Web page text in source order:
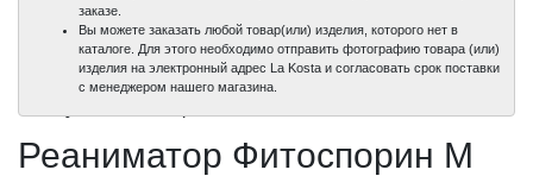
100%
100%
заказе.
Вы можете заказать любой товар(или) изделия, которого нет в
каталоге. Для этого необходимо отправить фотографию товара (или)
изделия на электронный адрес La Kosta и согласовать срок поставки
с менеджером нашего магазина.
Реаниматор Фитоспорин М